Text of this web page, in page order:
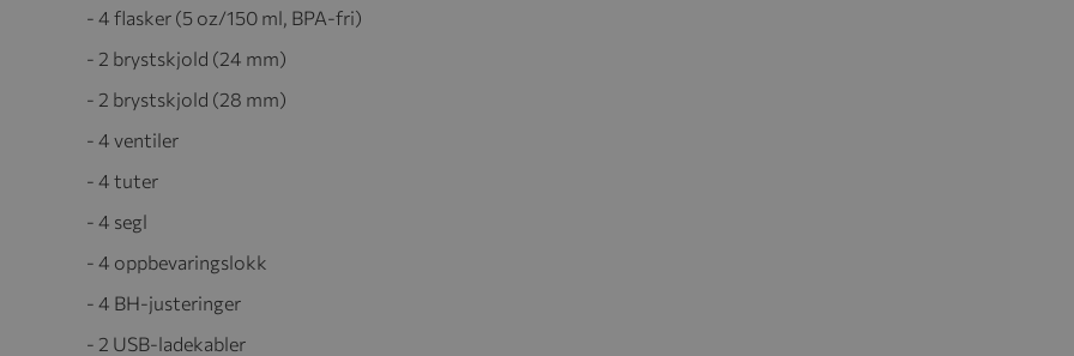
- 4 flasker (5 oz/150 ml, BPA-fri)
- 2 brystskjold (24 mm)
- 2 brystskjold (28 mm)
- 4 ventiler
- 4 tuter
- 4 segl
- 4 oppbevaringslokk
- 4 BH-justeringer
- 2 USB-ladekabler